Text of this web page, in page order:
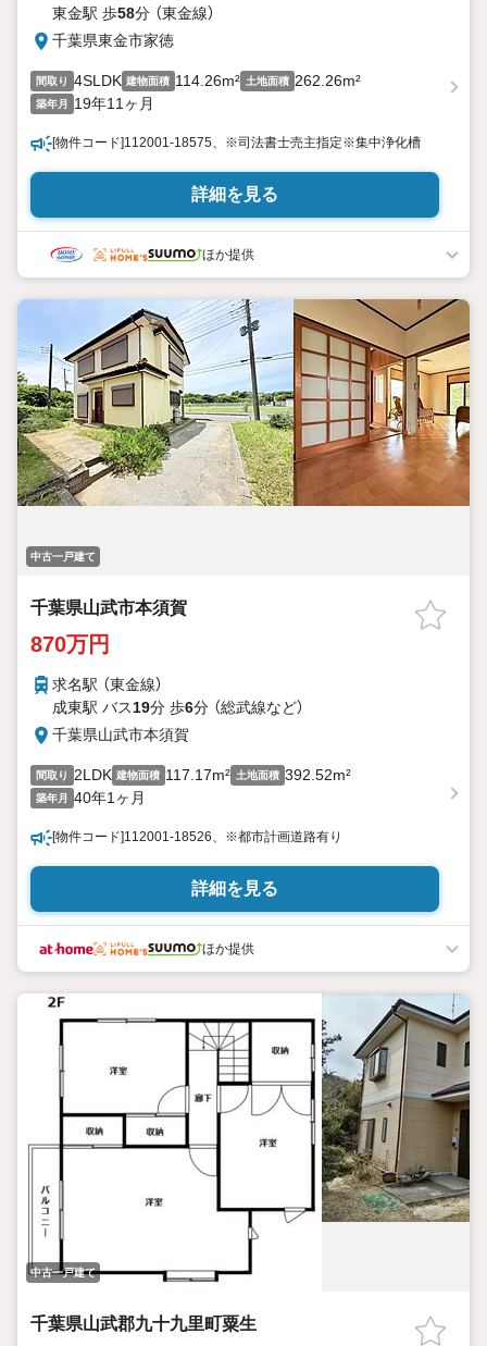
東金駅 歩58分 （東金線）
千葉県東金市家徳
間取り 4SLDK 建物面積 114.26m² 土地面積 262.26m²
築年月 19年11ヶ月
[物件コード]112001-18575、※司法書士売主指定※集中浄化槽
詳細を見る
ほか提供
中古一戸建て
千葉県山武市本須賀
870万円
求名駅 （東金線）
成東駅 バス19分 歩6分 （総武線など）
千葉県山武市本須賀
間取り 2LDK 建物面積 117.17m² 土地面積 392.52m²
築年月 40年1ヶ月
[物件コード]112001-18526、※都市計画道路有り
詳細を見る
ほか提供
中古一戸建て
千葉県山武郡九十九里町粟生